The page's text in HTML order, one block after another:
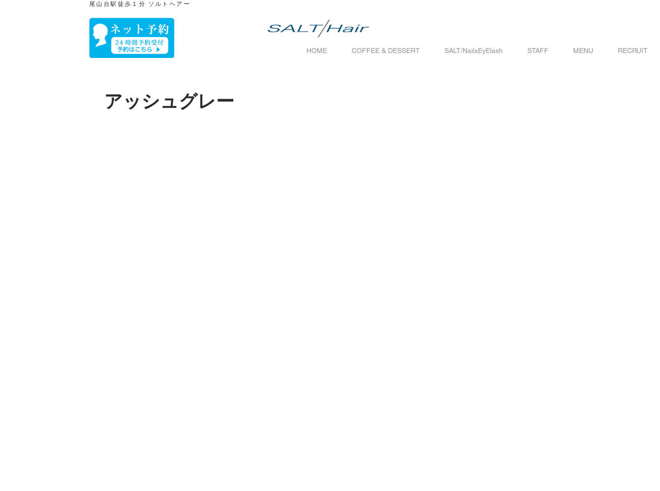
尾山台駅徒歩１分 ​ ソルトヘアー
HOME COFFEE & DESSERT SALT/NailxEyElash STAFF MENU RECRUIT
アッシュグレー